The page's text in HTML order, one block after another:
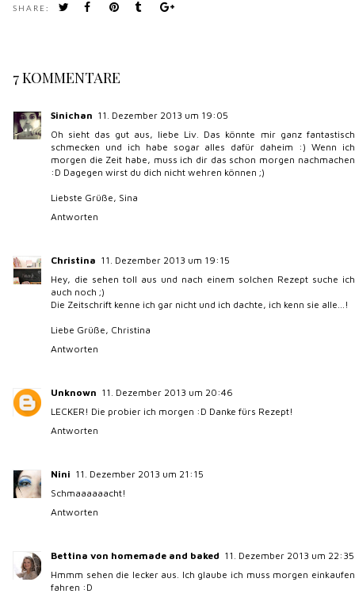
SHARE:
7 KOMMENTARE
Sinichan 11. Dezember 2013 um 19:05
Oh sieht das gut aus, liebe Liv. Das könnte mir ganz fantastisch
schmecken und ich habe sogar alles dafür daheim :) Wenn ich
morgen die Zeit habe, muss ich dir das schon morgen nachmachen
:D Dagegen wirst du dich nicht wehren können ;)
Liebste Grüße, Sina
Antworten
Christina 11. Dezember 2013 um 19:15
Hey, die sehen toll aus und nach einem solchen Rezept suche ich
auch noch ;)
Die Zeitschrift kenne ich gar nicht und ich dachte, ich kenn sie alle...!
Liebe Grüße, Christina
Antworten
Unknown 11. Dezember 2013 um 20:46
LECKER! Die probier ich morgen :D Danke fürs Rezept!
Antworten
Nini 11. Dezember 2013 um 21:15
Schmaaaaaacht!
Antworten
Bettina von homemade and baked 11. Dezember 2013 um 22:35
Hmmm sehen die lecker aus. Ich glaube ich muss morgen einkaufen
fahren :D